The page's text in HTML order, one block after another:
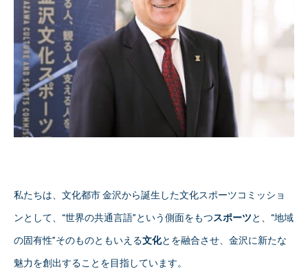
私たちは、文化都市 金沢から誕生した文化スポーツコミッショ
ンとして、“世界の共通言語”という側面をもつスポーツと、“地域
の固有性”そのものともいえる文化とを融合させ、金沢に新たな
魅力を創出することを目指しています。